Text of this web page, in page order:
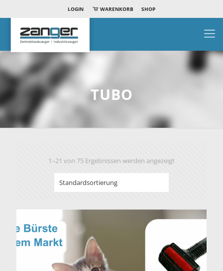
LOGIN WARENKORB SHOP
TUBO
1–21 von 75 Ergebnissen werden angezeigt